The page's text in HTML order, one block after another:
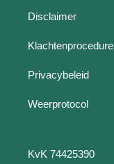
Disclaimer
Klachtenprocedure
Privacybeleid
Weerprotocol
KvK 74425390